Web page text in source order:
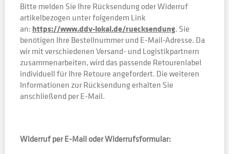
Bitte melden Sie Ihre Rücksendung oder Widerruf
artikelbezogen unter folgendem Link
an: https://www.ddv-lokal.de/ruecksendung. Sie
benötigen Ihre Bestellnummer und E-Mail-Adresse. Da
wir mit verschiedenen Versand- und Logistikpartnern
zusammenarbeiten, wird das passende Retourenlabel
individuell für Ihre Retoure angefordert. Die weiteren
Informationen zur Rücksendung erhalten Sie
anschließend per E-Mail.
Widerruf per E-Mail oder Widerrufsformular: